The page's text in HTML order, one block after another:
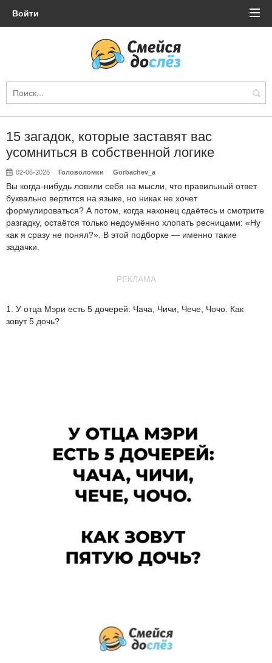
Войти
15 загадок, которые заставят вас
усомниться в собственной логике
02-06-2026 Головоломки Gorbachev_a
Вы когда-нибудь ловили себя на мысли, что правильный ответ
буквально вертится на языке, но никак не хочет
формулироваться? А потом, когда наконец сдаётесь и смотрите
разгадку, остаётся только недоумённо хлопать ресницами: «Ну
как я сразу не понял?». В этой подборке — именно такие
задачки.
РЕКЛАМА
1. У отца Мэри есть 5 дочерей: Чача, Чичи, Чече, Чочо. Как
зовут 5 дочь?